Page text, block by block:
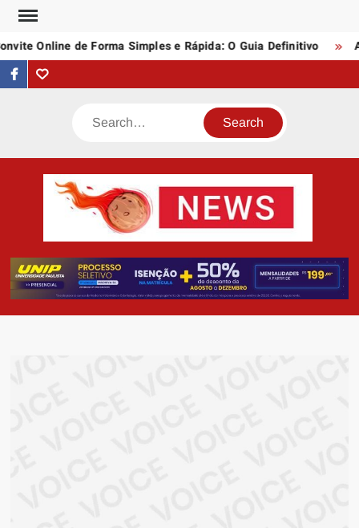
Skip
contentOnline de Forma Simples e Rápida: O Guia Definitivo
facebookTumblr
Search
e